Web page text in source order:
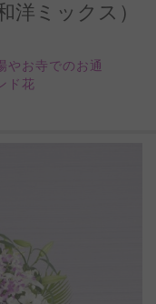
洋ミックス）
やお寺でのお通
ド花